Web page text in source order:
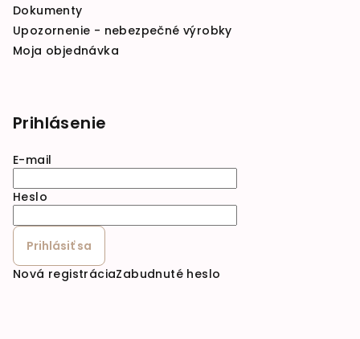
Dokumenty
Upozornenie - nebezpečné výrobky
Moja objednávka
Prihlásenie
E-mail
Heslo
Prihlásiť sa
Nová registráciaZabudnuté heslo